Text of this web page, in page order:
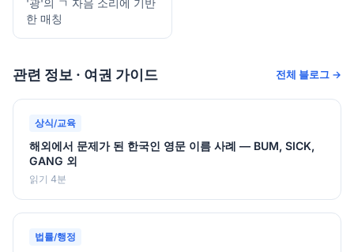
'광'의 ㄱ 자음 소리에 기반
한 매칭
관련 정보 · 여권 가이드 전체 블로그 →
상식/교육
해외에서 문제가 된 한국인 영문 이름 사례 — BUM, SICK,
GANG 외
읽기 4분
법률/행정